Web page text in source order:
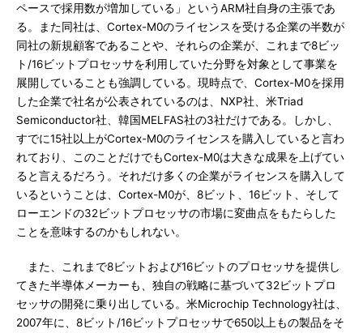
ペースで採用数が増加している」というARM社自身の主張であ
る。また同社は、Cortex-M0のライセンスを受ける企業の半数が
同社の新規顧客であることや、それらの企業が、これまで8ビッ
ト/16ビットプロセッサを利用していた分野を対象として事業を
展開していることも強調している。現時点で、Cortex-M0を採用
した企業で社名が公表されているのは、NXP社、米Triad
Semiconductor社、韓国MELFAS社の3社だけである。しかし、
すでに15社以上がCortex-M0のライセンスを購入していると言わ
れており、このことだけでもCortex-M0は大きな成果を上げてい
ると言えるだろう。それだけ多くの企業がライセンスを購入して
いるということは、Cortex-M0が、8ビット、16ビット、そして
ローエンドの32ビットプロセッサの市場に変曲点をもたらした
ことを意味するのかもしれない。
また、これまで8ビットおよび16ビットのプロセッサを提供し
てきた半導体メーカーも、独自の戦略に基づいて32ビットプロ
セッサの開発に乗り出している。米Microchip Technology社は、
2007年に、8ビット/16ビットプロセッサで650以上もの製品をそ